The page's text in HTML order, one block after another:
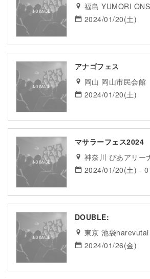
福島 YUMORI
2024/01/20(土)
アナゴフェス
岡山 岡山市民会館
2024/01/20(土)
マサラーフェス2024
神奈川 ぴあアリー
2024/01/20(土) -
DOUBLE:
東京 池袋harevutai
2024/01/26(金)